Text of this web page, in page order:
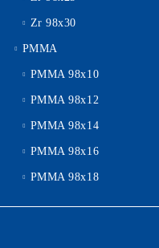
Zr 98x30
PMMA
PMMA 98x10
PMMA 98x12
PMMA 98x14
PMMA 98x16
PMMA 98x18